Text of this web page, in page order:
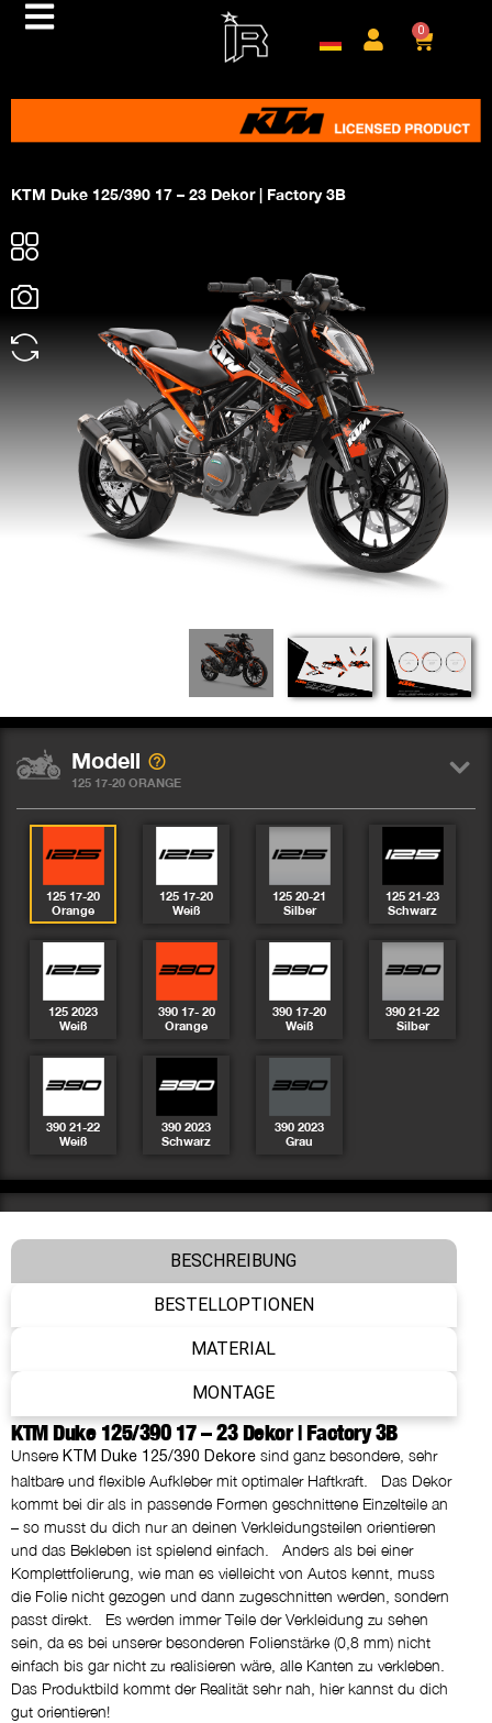
0
KTM Duke 125/390 17 – 23 Dekor | Factory 3B
Modell
125 17-20 ORANGE
125 17-20
Orange
125 17-20
Weiß
125 20-21
Silber
125 21-23
Schwarz
125 2023
Weiß
390 17- 20
Orange
390 17-20
Weiß
390 21-22
Silber
390 21-22
Weiß
390 2023
Schwarz
390 2023
Grau
Felgenaufkleber
NEIN DANKE
Gabelschutz Sticker WP
NEIN DANKE
BESCHREIBUNG
BESTELLOPTIONEN
MATERIAL
MONTAGE
KTM Duke 125/390 17 – 23 Dekor | Factory 3B
Unsere KTM Duke 125/390 Dekore sind ganz besondere, sehr
haltbare und flexible Aufkleber mit optimaler Haftkraft. Das Dekor
kommt bei dir als in passende Formen geschnittene Einzelteile an
– so musst du dich nur an deinen Verkleidungsteilen orientieren
und das Bekleben ist spielend einfach. Anders als bei einer
Komplettfolierung, wie man es vielleicht von Autos kennt, muss
die Folie nicht gezogen und dann zugeschnitten werden, sondern
passt direkt. Es werden immer Teile der Verkleidung zu sehen
sein, da es bei unserer besonderen Folienstärke (0,8 mm) nicht
einfach bis gar nicht zu realisieren wäre, alle Kanten zu verkleben.
Das Produktbild kommt der Realität sehr nah, hier kannst du dich
gut orientieren!